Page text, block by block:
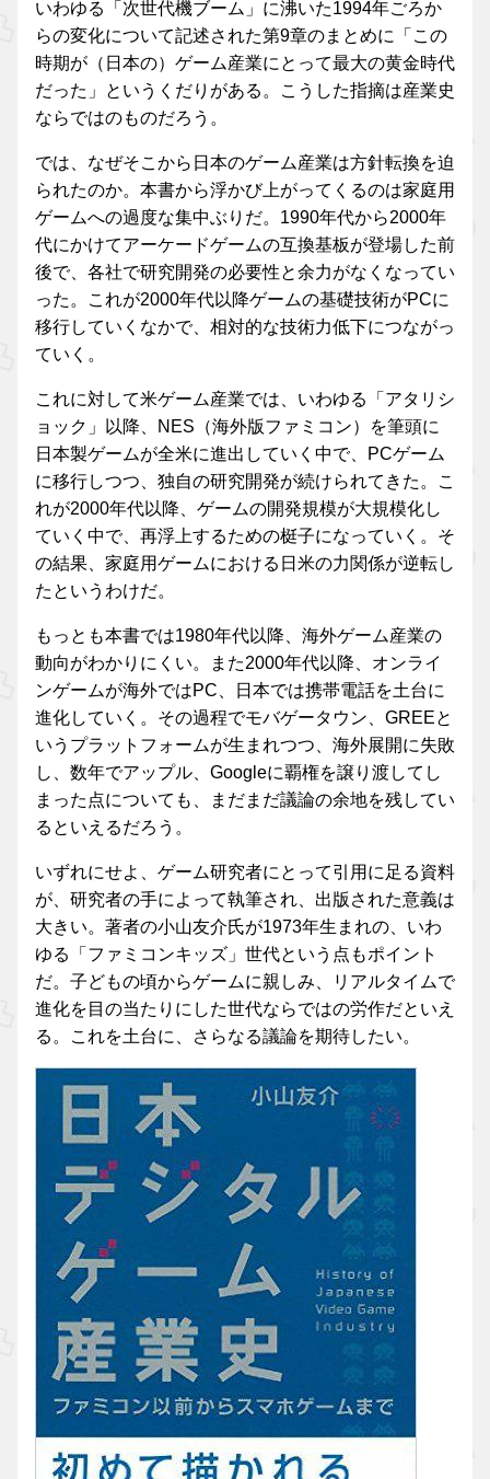
いわゆる「次世代機ブーム」に沸いた1994年ごろか
らの変化について記述された第9章のまとめに「この
時期が（日本の）ゲーム産業にとって最大の黄金時代
だった」というくだりがある。こうした指摘は産業史
ならではのものだろう。
では、なぜそこから日本のゲーム産業は方針転換を迫
られたのか。本書から浮かび上がってくるのは家庭用
ゲームへの過度な集中ぶりだ。1990年代から2000年
代にかけてアーケードゲームの互換基板が登場した前
後で、各社で研究開発の必要性と余力がなくなってい
った。これが2000年代以降ゲームの基礎技術がPCに
移行していくなかで、相対的な技術力低下につながっ
ていく。
これに対して米ゲーム産業では、いわゆる「アタリシ
ョック」以降、NES（海外版ファミコン）を筆頭に
日本製ゲームが全米に進出していく中で、PCゲーム
に移行しつつ、独自の研究開発が続けられてきた。こ
れが2000年代以降、ゲームの開発規模が大規模化し
ていく中で、再浮上するための梃子になっていく。そ
の結果、家庭用ゲームにおける日米の力関係が逆転し
たというわけだ。
もっとも本書では1980年代以降、海外ゲーム産業の
動向がわかりにくい。また2000年代以降、オンライ
ンゲームが海外ではPC、日本では携帯電話を土台に
進化していく。その過程でモバゲータウン、GREEと
いうプラットフォームが生まれつつ、海外展開に失敗
し、数年でアップル、Googleに覇権を譲り渡してし
まった点についても、まだまだ議論の余地を残してい
るといえるだろう。
いずれにせよ、ゲーム研究者にとって引用に足る資料
が、研究者の手によって執筆され、出版された意義は
大きい。著者の小山友介氏が1973年生まれの、いわ
ゆる「ファミコンキッズ」世代という点もポイント
だ。子どもの頃からゲームに親しみ、リアルタイムで
進化を目の当たりにした世代ならではの労作だといえ
る。これを土台に、さらなる議論を期待したい。